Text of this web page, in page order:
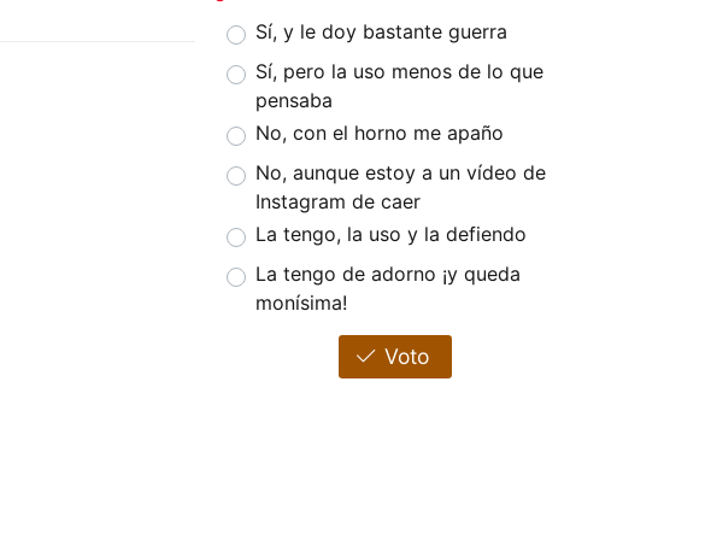
Sí, y le doy bastante guerra
Sí, pero la uso menos de lo que
pensaba
No, con el horno me apaño
No, aunque estoy a un vídeo de
Instagram de caer
La tengo, la uso y la defiendo
La tengo de adorno ¡y queda
monísima!
Voto